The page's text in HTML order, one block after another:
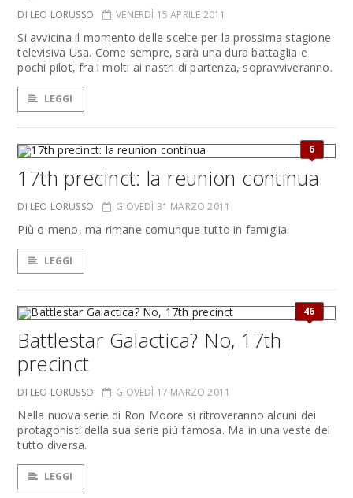
DI LEO LORUSSO VENERDÌ 15 APRILE 2011
Si avvicina il momento delle scelte per la prossima stagione
televisiva Usa. Come sempre, sarà una dura battaglia e
pochi pilot, fra i molti ai nastri di partenza, sopravviveranno.
LEGGI
6
17th precinct: la reunion continua
DI LEO LORUSSO GIOVEDÌ 31 MARZO 2011
Più o meno, ma rimane comunque tutto in famiglia.
LEGGI
46
Battlestar Galactica? No, 17th
precinct
DI LEO LORUSSO GIOVEDÌ 17 MARZO 2011
Nella nuova serie di Ron Moore si ritroveranno alcuni dei
protagonisti della sua serie più famosa. Ma in una veste del
tutto diversa.
LEGGI